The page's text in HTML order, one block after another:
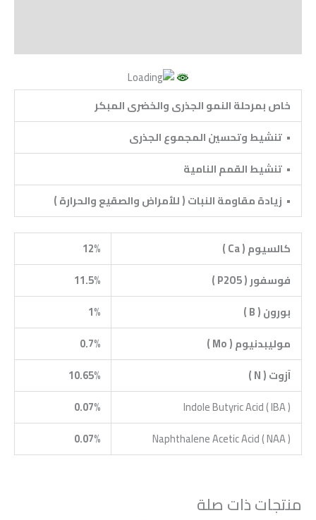
خاص بمرحلة النمو الجذرى والخضرى المبكر
• تنشيط وتحسين المجموع الجذرى
• تنشيط القمم النامية
• زيادة مقاومة النبات ( للأمراض والصقيع والحرارة )
كالسيوم (Ca
)
12%
فوسفور (P2O5
)
11.5%
بورون (B
)
1%
موليبدنيوم (Mo
)
0.7%
آزوت (N
)
10.65%
Indole Butyric Acid ( IBA )
0.07%
Naphthalene Acetic Acid ( NAA )
0.07%
منتجات ذات صلة